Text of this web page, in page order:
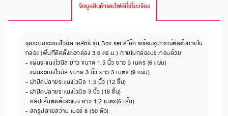
ข้อมูลสินค้าและไฟล์ที่เกี่ยวข้อง
ชุดระบบระแนงไวนิล เอสซีจี รุ่น Box set สีโอ๊ค พร้อมอุปกรณ์ติดตั้งภายใน
กล่อง (พื้นที่ติดตั้งต่อกล่อง 3.6 ตร.ม.) ภายในกล่องประกอบด้วย
- แผ่นระแนงไวนิล ยาว ขนาด 1.5 นิ้ว ยาว 3 เมตร (6 แผ่น)
- แผ่นระแนงไวนิล ขนาด 3 นิ้ว ยาว 3 เมตร (9 แผ่น)
- ฝาปิดปลายระแนงไวนิล 1.5 นิ้ว (12 ชิ้น)
- ฝาปิดปลายระแนงไวนิล 3 นิ้ว (18 ชิ้น)
- คลิปเส้นติดตั้งระแนง ยาว 1.2 เมตร(6 เส้น)
- สกรูปลายสว่าน เบอร์ 8 (50 ตัว)